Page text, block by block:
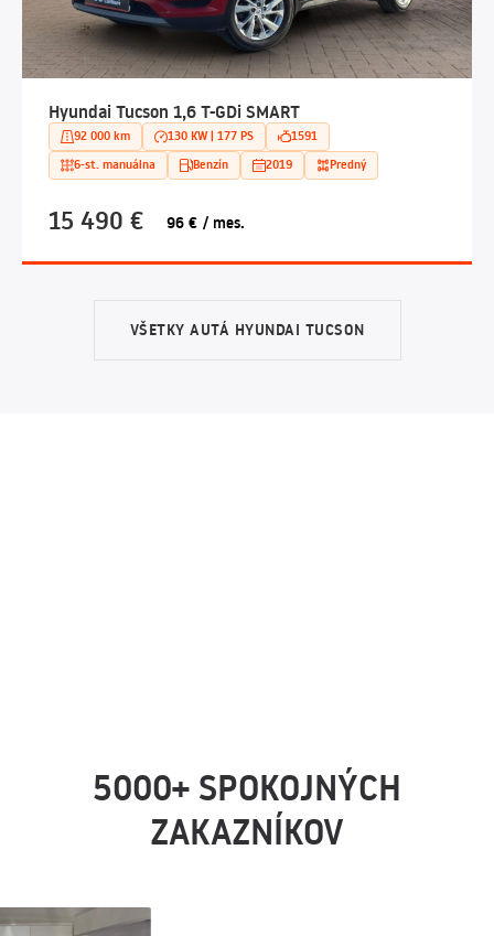
Hyundai Tucson 1,6 T-GDi SMART
92 000 km 130 KW | 177 PS
1591
6-st. manuálna
Benzín 2019 Predný
15 490 € 96 € / mes.
VŠETKY AUTÁ HYUNDAI TUCSON
5000+ SPOKOJNÝCH
ZAKAZNÍKOV